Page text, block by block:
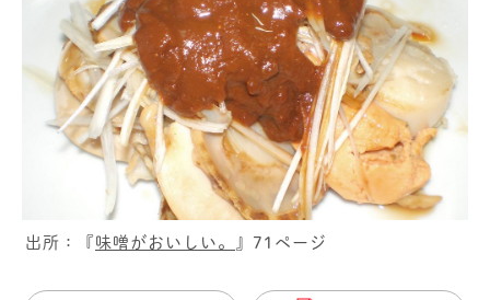
出所：『 味噌がおいしい。 』71ページ